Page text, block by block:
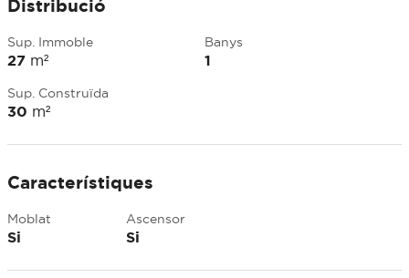
Distribució
Sup. Immoble
27 m²
Sup. Construïda
30 m²
Banys
1
Característiques
Moblat
Si
Ascensor
Si